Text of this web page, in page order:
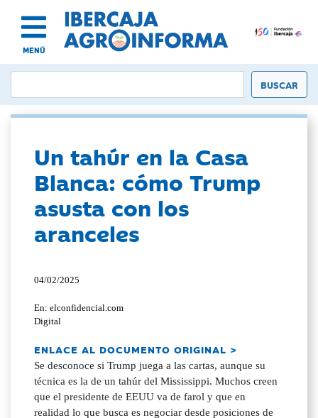
MENÚ
Un tahúr en la Casa
Blanca: cómo Trump
asusta con los
aranceles
04/02/2025
En: elconfidencial.com
Digital
ENLACE AL DOCUMENTO ORIGINAL >
Se desconoce si Trump juega a las cartas, aunque su técnica es la de un tahúr del Mississippi. Muchos creen que el presidente de EEUU va de farol y que en realidad lo que busca es negociar desde posiciones de fuerza Se cuenta que a George H. Devol, el tahúr más célebre del río Misisipi, le gustaba jugar a las cartas con los gobernantes de la época, a quienes solía vencer dada su proverbial pericia. Devol, sin embargo, siempre devolvía el dinero que ganaba a sus influyentes víctimas. Al mismo tiempo, les daba un consejo: 'Váyase y no vuelva a pecar', decía a bordo de esos lujosos barcos de vapor que navegaban por el río más caudaloso de EE.UU. Su táctica le servía para obtener protección de las autoridades, pero también era una forma de crearse una celebridad que nunca desdeñó y que le servía a sus intereses. Aunque murió arruinado y, al final de sus días, se dedicó a vender su libro de memorias , titulado 40 años jugando en el Misisipi , su tacticismo a la hora de jugar a las cartas se convirtió en una leyenda. Se desconoce si Trump juega a las cartas, aunque es propietario de algunos casinos, donde los jugadores de naipes aprenden, sobre todo, a engañar al contrario. Va en el ADN de cualquier jugador de póker. Esto explica que muchos crean que el presidente de EEUU va de farol y que, en realidad, lo que busca con su política arancelaria -ahí está el ultimísimo acuerdo con México y Canadá para suspender un mes los aranceles- es negociar desde posiciones de fuerza. Ya lo hizo en su anterior mandato, cuando firmó un tratado de libre comercio con Canadá y México, del que ahora no quiere saber nada pese a haber dicho en su día que se trataba de "un acuerdo comercial verdaderamente justo y recíproco que mantendrá los empleos, la riqueza y el crecimiento en EEUU". Han pasado menos de siete años desde aquella firma y ahora, a la vista de cómo ha funcionado, Trump ha puesto sobre la mesa dos cuestiones que directamente ha vinculado al comercio entre socios, aunque formalmente no tienen nada que ver. Por un lado, el fentanilo , la droga que está acabando con muchos estadounidenses, y, por otro, la inmigración, convertida en el principal eje de su discurso político para ganar votos. Canadá y México, según Trump, serían los responsables de ambos fenómenos (también China, que suministra los activos necesarios para fabricar la droga). El tercer frente arancelario de la Casa Blanca tiene que ver con la industria militar. Washington no solo quiere que Europa invierta más en la financiación de la OTAN, sino que, al mismo tiempo, pretende que el nuevo armamento se fabrique en EEUU , lo que ha levantado los recelos de países como Francia, que también busca alimentar a su industria nacional. Los tres frentes, hay que decir, son hoy objetos imposibles, como los que diseñaba Carelman en el siglo pasado, lo que explica que, en opinión de muchos, lo que hay es una mera táctica negociadora más que un cambio profundo en las reglas del comercio. Esto le permite a Trump obtener para su país beneficios que, de otra manera, no lograría por un problema de fondo. EEUU es muy poderoso en tecnología y gasto militar. Incluso, su hegemonía cultural es apabullante, pero desde hace décadas tiene un problema de competitividad en sus manufacturas (no así en los servicios), lo que le ha provocado ingentes déficits comerciales que ni siquiera manejando el tipo de cambio del dólar ha sido capaz de corregir. El desequilibrio de EEUU entre exportaciones e importaciones se sitúa en torno al billón de dólares, lo que da idea del problema que tiene la primera economía del mundo (dos tercios del PIB de España ). El primer objeto imposible de Trump es detener el tráfico de opiáceos a través de las fronteras con México y Canadá. Sucede, para empezar, que, como ha puesto de relieve un estudio del Instituto Petersen de Política Internacional, el volumen en toneladas métricas del consumo anual de fentanilo en EE.UU. es de un solo dígito y puede transportarse en un solo camión contenedor, como acreditó una investigación de The Washington Post. Si además se tiene en cuenta que cada año alrededor de siete millones de camiones llegan a EEUU vía México (3.152 kilómetros de frontera común), el control es algo más que difícil. Entre otras razones, porque unos 75 millones de automóviles también cruzan la frontera. "Por lo tanto", sostiene Petersen, "encontrar cargamentos de fentanilo es como encontrar una aguja en un pajar". La Administración Trump lo sabe, pero políticamente es muy útil (da votos) esgrimir el tráfico de fentanilo para obtener ventajas comerciales. No es que no haya solución, pero, desde luego, solo puede llegar a medio y largo plazo en un clima de entendimiento y no de confrontación con los vecinos del sur y del norte. Sin olvidar que la Agencia de Aduanas y Protección Fronteriza carece de equipos de sensores sofisticados para detectar fentanilo. También porque la fabricación de drogas se hace a partir de los precursores químicos que llegan de China, y cuya elaboración se concentra en los estados controlados por los cárteles. De ahí que la colaboración con el Gobierno mexicano sea esencial. En Canadá se produce mucho menos fentanilo, pero igualmente Trump lo ha metido en el mismo saco porque el acuerdo de libre comercio firmado por el propio Trump en su anterior mandato ha provocado un desvío de las exportaciones de China hacia EEUU a través, precisamente, de México y Canadá. Se ha producido, por decirlo de una forma geométrica, una triangulación en la que también Vietnam ha contribuido lo suyo. Esto indica que el asunto de las drogas, sin duda extremadamente importante, no es más que una excusa para proteger la industria nacional. Al igual que ocurre con México, cada año cruzan la frontera común de EEUU y Canadá unos seis millones de camiones y 21 millones de automóviles. De nuevo, una aguja en un pajar que solo puede encontrarse con colaboración entre estados. No es casualidad, de hecho, que la tensión haya ido en aumento con sus dos socios ya desde que Trump era candidato. Entre otras cosas, porque toca revisar el Tratado de Libre Comercio en julio de 2026, y no hay que olvidar nunca que EEUU mantiene un déficit comercial con México equivalente a 150.000 millones de dólares al año y de 60.000 millones de dólares con Canadá, que es su principal proveedor de aluminio. No es de extrañar que el gran debate que existe hoy en la nueva Administración sea qué hacer con el dólar. Mientras que los responsables de comercio prefieren una depreciación en aras de ganar competitividad, Scott Bessent, el nuevo secretario del Tesoro, un clásico de Wall Street, prefiere un dólar fuerte para atraer inversiones. Trump tendrá que elegir entre una cosa u otra. Políticamente, le interesa un dólar apreciado para dar sensación de fortaleza de la economía , pero comercialmente es más ventajoso una moneda débil. El problema, en este caso, sería la inflación. En el caso de China, al margen del asunto del fentanilo, la estrategia de la Casa Blanca también es la de negociar desde posiciones de fuerza. No es poco lo que se juega, más allá de la balanza comercial. Pekín, como se sabe, ha impuesto restricciones muy severas a la exportación de materiales críticos, esenciales para las nuevas tecnologías, y eso ha irritado a EEUU, ya que los necesita para la fabricación de semiconductores y material de defensa. En diciembre pasado, en concreto, impuso restricciones a los envíos de galio, germanio, antimonio y materiales superduros, además de endurecer las normas para la exportación de grafito. China representa cerca del 77% de la producción de grafito natural, más del 95% de la producción de grafito sintético y casi el 100% del refino de grafito, mientras que EEUU posee apenas el 1% de las reservas mundiales. Aquella decisión no fue un arrebato de Pekín. El anuncio de China llegó poco después de que la administración Biden decidiera tomar medidas contra la industria de semiconductores china. Los minerales críticos no son cualquier cosa. El mejor ejemplo es que Trump declaró este lunes que pretende que Ucrania suministre al país este tipo de minerales, elementos químicos utilizados en la fabricación de productos tecnológicos, armamento moderno, baterías eléctricas y en la carrera espacial, como condición para proseguir con la ayuda para derrotar a Rusia. El cuarto jugador en discordia en esta partida de póker que juega Trump a costa del comercio mundial es Europa, aliado en la OTAN , pero también, sobre todo después de la invasión de Ucrania por Rusia, un formidable cliente. En particular, en dos materias de enorme importancia: la energía y la defensa. Trump ya ha pedido a Europa que compre más gas natural obtenido por fracking (era uno de los compromisos adquiridos con los estados petroleros). La Casa Blanca, en concreto, ha prometido fomentar la producción upstream (aguas arriba) y ha esgrimido el famoso drill, baby, drill. Es decir, perforar, perforar y perforar. Se espera, incluso, que se levante una moratoria de la era de Joe Biden sobre la concesión de licencias para nuevas instalaciones de exportación de gas natural licuado. ¿Y quién puede comprar esas ingentes cantidades de hidrocarburos? Pues obviamente Europa, necesitada de recursos energéticos tras el cierre de los gasoductos procedentes de Rusia. Ni que decir tiene que la mejor forma de obligar a comprar a Europa (ha hablado de duplicar las adquisiciones) es amenazar con aranceles. Entre otras razones, por su enorme dependencia de las exportaciones, en particular Alemania. La mejor forma de obligar a comprar a Europa es amenazar con aranceles Algo parecido sucede con el armamento. Trump no dio una puntada sin hilo cuando dijo que quería que los europeos llegaran al 5% de su PIB en gasto militar, un porcentaje a todas luces inviable en las actuales circunstancias económicas, salvo que Europa se convierta en un polvorín social por falta de recursos para atender bienes y servicios de primera necesidad. Lo que pretende, de nue